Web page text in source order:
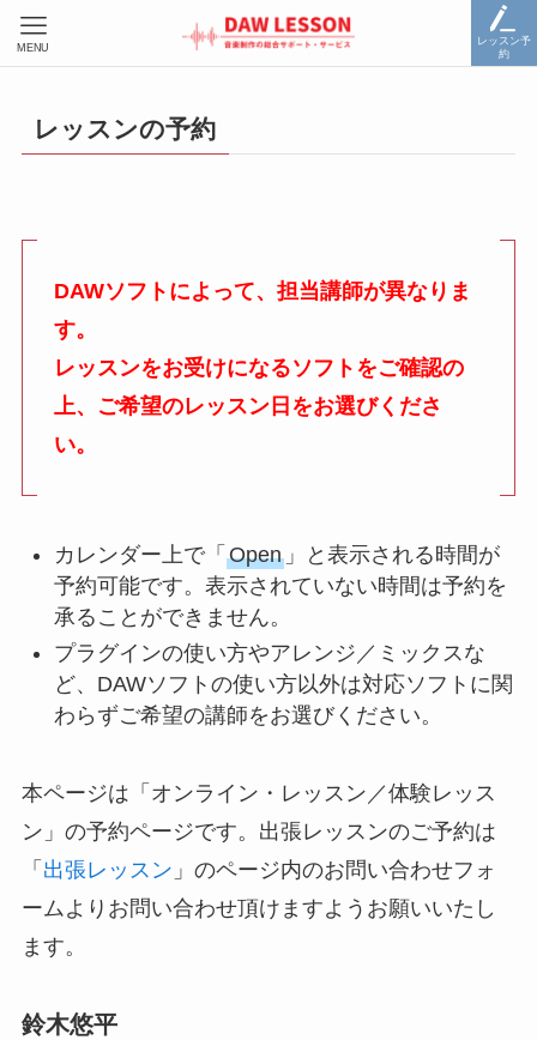
レッスン予
約
MENU
レッスンの予約
DAWソフトによって、担当講師が異なりま
す。
レッスンをお受けになるソフトをご確認の
上、ご希望のレッスン日をお選びくださ
い。
カレンダー上で「 Open」と表示される時間が
予約可能です。表示されていない時間は予約を
承ることができません。
プラグインの使い方やアレンジ／ミックスな
ど、DAWソフトの使い方以外は対応ソフトに関
わらずご希望の講師をお選びください。
本ページは「オンライン・レッスン／体験レッス
ン」の予約ページです。出張レッスンのご予約は
「 出張レッスン 」のページ内のお問い合わせフォ
ームよりお問い合わせ頂けますようお願いいたし
ます。
鈴木悠平